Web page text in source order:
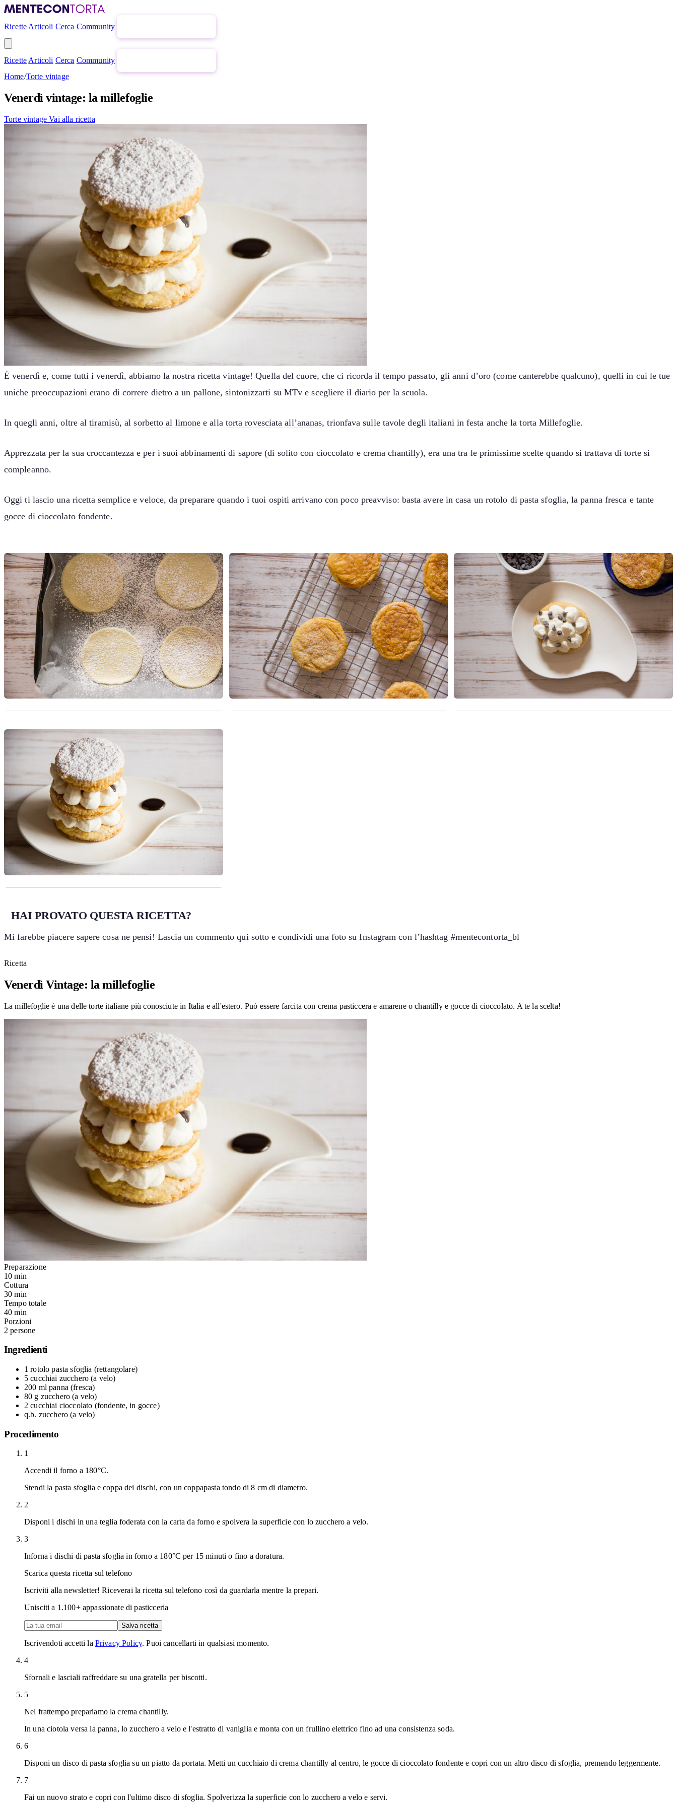
Ricette Articoli Cerca Community
Ricette Articoli Cerca Community
Home/Torte vintage
Venerdì vintage: la millefoglie
Torte vintage Vai alla ricetta
È venerdì e, come tutti i venerdì, abbiamo la nostra ricetta vintage! Quella del cuore, che ci ricorda il tempo passato, gli anni d’oro (come canterebbe qualcuno), quelli in cui le tue
uniche preoccupazioni erano di correre dietro a un pallone, sintonizzarti su MTv e scegliere il diario per la scuola.
In quegli anni, oltre altiramisù, alsorbetto al limone e alla torta rovesciata all’ananas, trionfava sulle tavole degli italiani in festa anche la torta Millefoglie.
Apprezzata per la sua croccantezza e per i suoi abbinamenti di sapore (di solito con cioccolato e crema chantilly), era una tra le primissime scelte quando si trattava di torte si
compleanno.
Oggi ti lascio una ricetta semplice e veloce, da preparare quando i tuoi ospiti arrivano con poco preavviso: basta avere in casa un rotolo di pasta sfoglia, la panna fresca e tante
gocce di cioccolato fondente.
HAI PROVATO QUESTA RICETTA?
Mi farebbe piacere sapere cosa ne pensi! Lascia un commento qui sotto e condividi una foto su Instagram con l’hashtag #mentecontorta_bl
Ricetta
Venerdì Vintage: la millefoglie
La millefoglie è una delle torte italiane più conosciute in Italia e all'estero. Può essere farcita con crema pasticcera e amarene o chantilly e gocce di cioccolato. A te la scelta!
Preparazione
10 min
Cottura
30 min
Tempo totale
40 min
Porzioni
2 persone
Ingredienti
1 rotolopasta sfoglia (rettangolare)
5 cucchiai zucchero (a velo)
200 mlpanna (fresca)
80 g zucchero (a velo)
2 cucchiai cioccolato (fondente, in gocce)
q.b. zucchero (a velo)
Procedimento
1
Accendi il forno a 180°C.
Stendi la pasta sfoglia e coppa dei dischi, con un coppapasta tondo di 8 cm di diametro.
2
Disponi i dischi in una teglia foderata con la carta da forno e spolvera la superficie con lo zucchero a velo.
3
Inforna i dischi di pasta sfoglia in forno a 180°C per 15 minuti o fino a doratura.
Scarica questa ricetta sul telefono
Iscriviti alla newsletter! Riceverai la ricetta sul telefono così da guardarla mentre la prepari.
Unisciti a 1.100+ appassionate di pasticceria
Salva ricetta
Iscrivendoti accetti la Privacy Policy. Puoi cancellarti in qualsiasi momento.
4
Sfornali e lasciali raffreddare su una gratella per biscotti.
5
Nel frattempo prepariamo la crema chantilly.
In una ciotola versa la panna, lo zucchero a velo e l'estratto di vaniglia e monta con un frullino elettrico fino ad una consistenza soda.
6
Disponi un disco di pasta sfoglia su un piatto da portata. Metti un cucchiaio di crema chantilly al centro, le gocce di cioccolato fondente e copri con un altro disco di sfoglia, premendo leggermente.
7
Fai un nuovo strato e copri con l'ultimo disco di sfoglia. Spolverizza la superficie con lo zucchero a velo e servi.